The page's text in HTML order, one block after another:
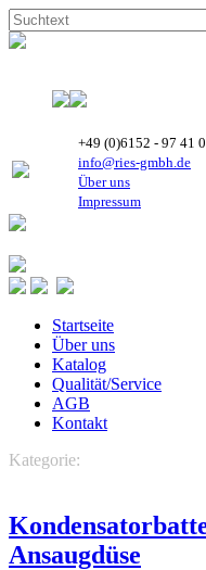
+49 (0)6152 - 97 41 0
info@ries-gmbh.de
Über uns
Impressum
Startseite
Über uns
Katalog
Qualität/Service
AGB
Kontakt
Kategorie:
Ansaugdüse